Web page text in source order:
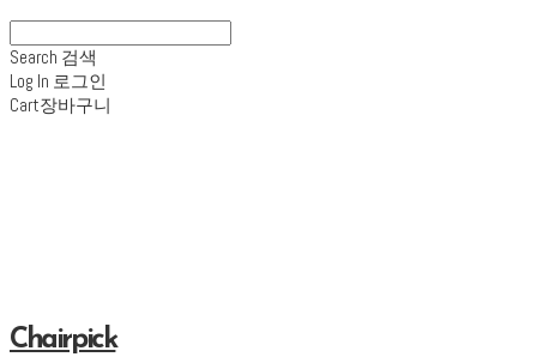
Search 검색
Log In 로그인
Cart장바구니
Chairpick